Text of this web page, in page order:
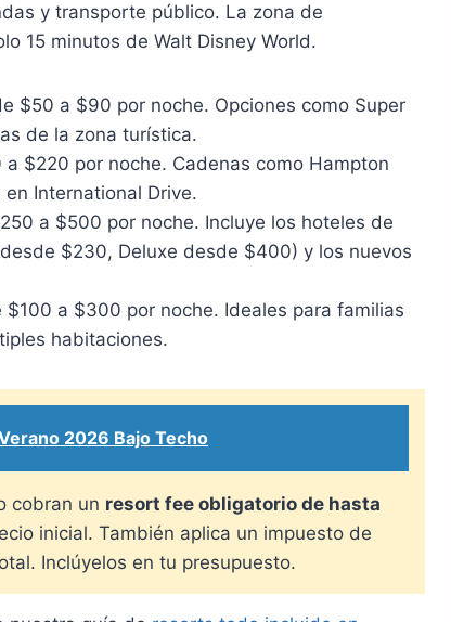
y transporte público. La zona de
15 minutos de Walt Disney World.
$50 a $90 por noche. Opciones como Super
de la zona turística.
a $220 por noche. Cadenas como Hampton
International Drive.
a $500 por noche. Incluye los hoteles de
$230, Deluxe desde $400) y los nuevos
$100 a $300 por noche. Ideales para familias
habitaciones.
2026 Bajo Techo
cobran un resort fee obligatorio de hasta
inicial. También aplica un impuesto de
Inclúyelos en tu presupuesto.